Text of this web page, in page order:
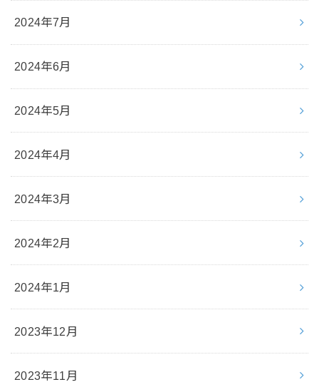
2024年7月
2024年6月
2024年5月
2024年4月
2024年3月
2024年2月
2024年1月
2023年12月
2023年11月